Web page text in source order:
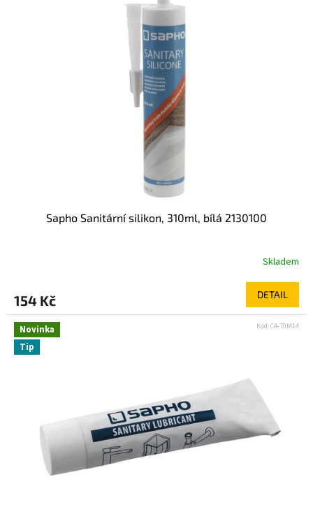
Sapho Sanitární silikon, 310ml, bílá 2130100
Skladem
154 Kč DETAIL
Novinka
Tip
Kód:CA-70M14